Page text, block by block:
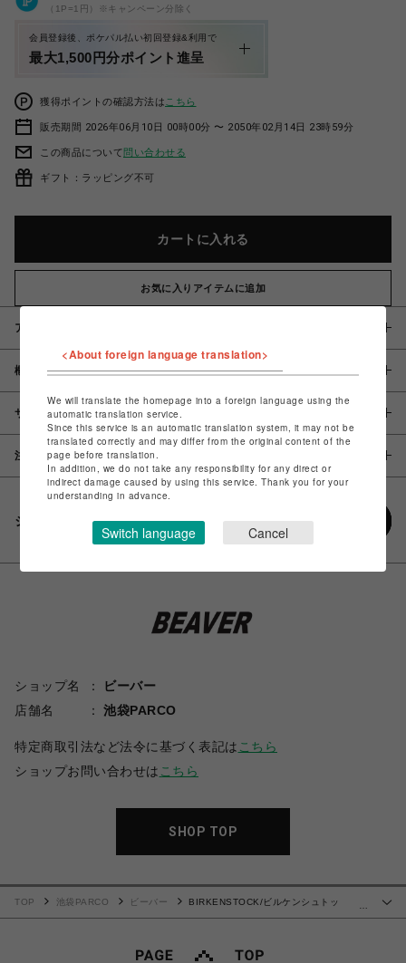
（1P=1円）※キャンペーン分除く
会員登録後、ポケパル払い初回登録&利用で
最大1,500円分ポイント進呈
獲得ポイントの確認方法は こちら
販売期間 2026年06月10日 00時00分 〜 2050年02月14日 23時59分
この商品について問い合わせる
ギフト：ラッピング不可
カートに入れる
お気に入りアイテムに追加
アイテム説明 / 素材
概要
サイズ
注意事項
シェアする
ショップ名
ビーバー
店舗名
池袋PARCO
特定商取引法など法令に基づく表記は こちら
ショップお問い合わせは こちら
SHOP TOP
TOP 池袋PARCO ビーバー
BIRKENSTOCK/ビルケンシュトッ
<About foreign language translation>
We will translate the homepage into a foreign language using the
automatic translation service.
Since this service is an automatic translation system, it may not be
translated correctly and may differ from the original content of the
page before translation.
In addition, we do not take any responsibility for any direct or
indirect damage caused by using this service. Thank you for your
understanding in advance.
Switch language Cancel